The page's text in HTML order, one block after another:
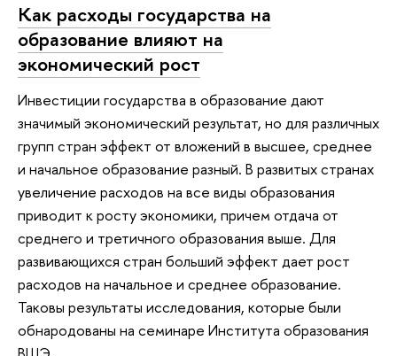
Как расходы государства на
образование влияют на
экономический рост
Инвестиции государства в образование дают
значимый экономический результат, но для различных
групп стран эффект от вложений в высшее, среднее
и начальное образование разный. В развитых странах
увеличение расходов на все виды образования
приводит к росту экономики, причем отдача от
среднего и третичного образования выше. Для
развивающихся стран больший эффект дает рост
расходов на начальное и среднее образование.
Таковы результаты исследования, которые были
обнародованы на семинаре Института образования